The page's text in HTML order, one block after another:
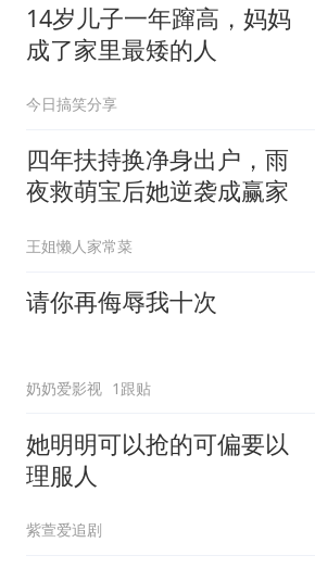
14岁儿子一年蹿高，妈妈
成了家里最矮的人
今日搞笑分享
四年扶持换净身出户，雨
夜救萌宝后她逆袭成赢家
王姐懒人家常菜
请你再侮辱我十次
奶奶爱影视 1跟贴
她明明可以抢的可偏要以
理服人
紫萱爱追剧